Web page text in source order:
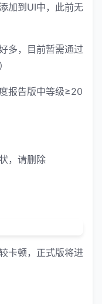
加到UI中，此前无
多，目前暂需通过
报告版中等级≥20
，请删除
卡顿，正式版将进